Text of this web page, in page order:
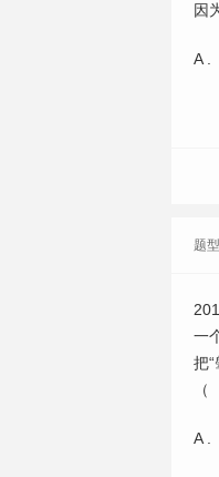
因
A .
题
一
把
A .